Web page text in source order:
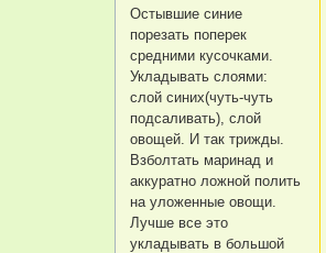
Остывшие синие
порезать поперек
средними кусочками.
Укладывать слоями:
слой синих(чуть-чуть
подсаливать), слой
овощей. И так трижды.
Взболтать маринад и
аккуратно ложной полить
на уложенные овощи.
Лучше все это
укладывать в большой